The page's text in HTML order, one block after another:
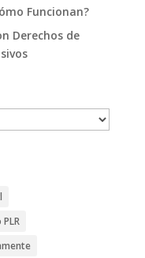
Funcionan?
Derechos de